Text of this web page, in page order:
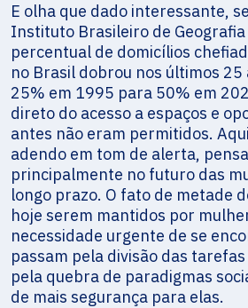
E olha que dado interessante,
Instituto Brasileiro de
percentual de domicílios
no Brasil dobrou nos últimos
25% em 1995 para 50% em
direto do acesso a espaços e
antes não eram permitidos.
adendo em tom de alerta,
principalmente no futuro das
longo prazo. O fato de metade
hoje serem mantidos por
necessidade urgente de se
passam pela divisão das
pela quebra de paradigmas
de mais segurança para elas.